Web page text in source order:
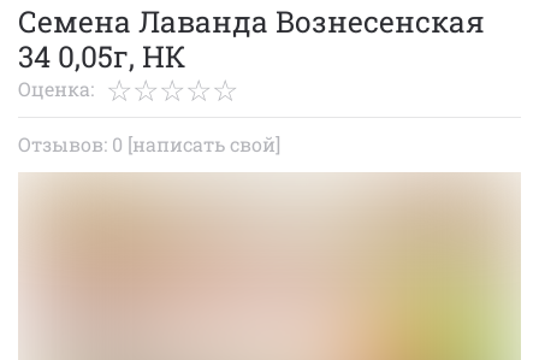
Семена Лаванда Вознесенская
34 0,05г, НК
Оценка:
Отзывов: 0 [написать свой]